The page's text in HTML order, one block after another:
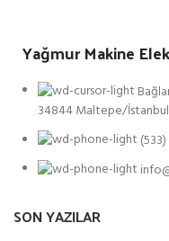
Yağmur Makine
34844 Maltepe/İstanbul
SON YAZILAR